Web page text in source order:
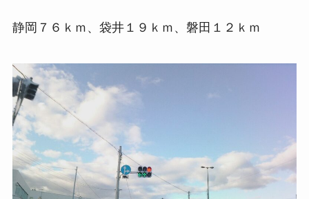
静岡７６ｋｍ、袋井１９ｋｍ、磐田１２ｋｍ